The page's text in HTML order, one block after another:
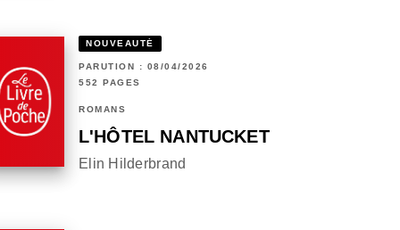
NOUVEAUTÉ
PARUTION : 08/04/2026
552 PAGES
ROMANS
L'HÔTEL NANTUCKET
Elin Hilderbrand